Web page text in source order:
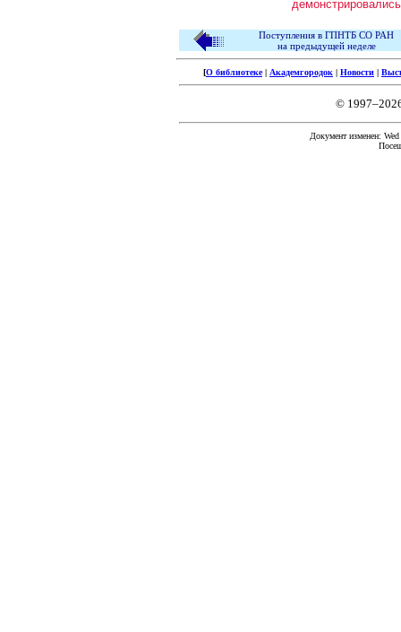
Поступления в ГПНТБ СО РАН
на предыдущей неделе
[О библиотеке| Академгородок | Новости |
©
Документ изменен: